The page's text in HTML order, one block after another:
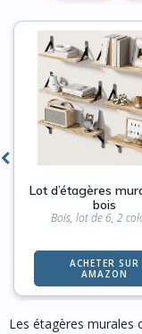
Lot d’étagères
bois
Bois, lot de 6, 2
ACHETER SUR
AMAZON
Les étagères murales